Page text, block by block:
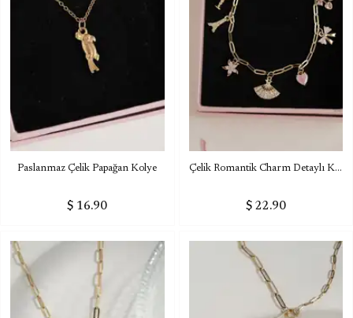
Paslanmaz Çelik Papağan Kolye
$ 16.90
Çelik Romantik Charm Detaylı Kolye
$ 22.90